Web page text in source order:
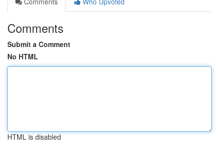
Comments
Submit a Comment
No HTML
HTML is disabled